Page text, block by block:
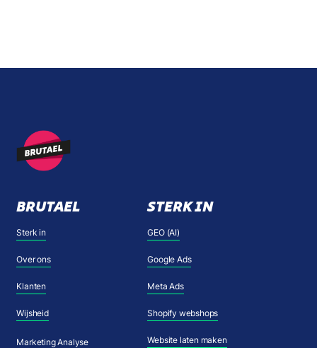
BRUTAEL
Sterk in
Over ons
Klanten
Wijsheid
Marketing Analyse
STERK IN
GEO (AI)
Google Ads
Meta Ads
Shopify webshops
Website laten maken